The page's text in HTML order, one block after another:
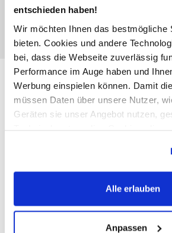
entschieden haben!
Wir möchten Ihnen das bestmögliche
bieten. Cookies und andere
bei, dass die Webseite zuverlässig
Performance im Auge haben und
Werbung einspielen können. Damit
müssen Daten über unsere Nutzer,
Geräten sie unser Angebot nutzen,
werden, werden bei der Nutzung der
Fall gesetzt. Cookies von
Trackingzwecke werden nur dann
erlauben" bzw. "Alle erlauben"
(einschließlich der Möglichkeit, die
Alle erlauben
Anpassen
Unisex Hoodie mit
29,99 €
Bitte wählen Sie eine Größe aus